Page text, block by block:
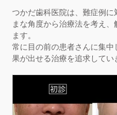
つかだ歯科医院は、難症例
まな角度から治療法を考え、
ます。
常に目の前の患者さんに集
果が出せる治療を追求してい